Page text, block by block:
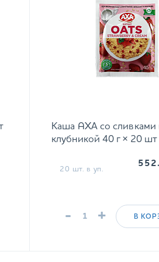
Каша AХА со сливками
клубникой 40 г × 20 шт
20 шт. в уп.
- + В